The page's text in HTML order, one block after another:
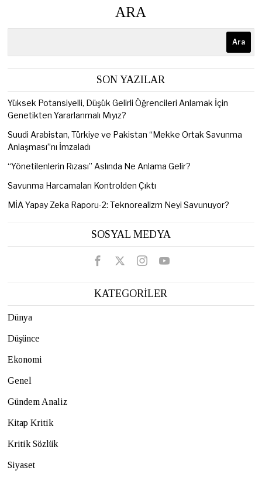
ARA
Ara
SON YAZILAR
Yüksek Potansiyelli, Düşük Gelirli Öğrencileri Anlamak İçin
Genetikten Yararlanmalı Mıyız?
Suudi Arabistan, Türkiye ve Pakistan “Mekke Ortak Savunma
Anlaşması”nı İmzaladı
“Yönetilenlerin Rızası” Aslında Ne Anlama Gelir?
Savunma Harcamaları Kontrolden Çıktı
MİA Yapay Zeka Raporu-2: Teknorealizm Neyi Savunuyor?
SOSYAL MEDYA
KATEGORİLER
Dünya
Düşünce
Ekonomi
Genel
Gündem Analiz
Kitap Kritik
Kritik Sözlük
Siyaset